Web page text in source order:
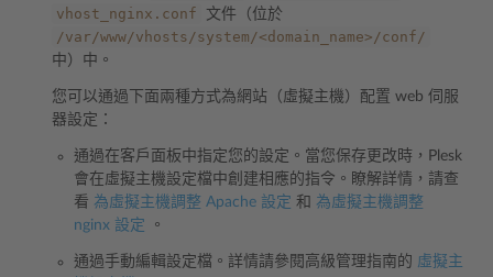
vhost_nginx.conf 文件（位於
/var/www/vhosts/system/<domain_name>/conf/
中）中。
您可以通過下面兩種方式為網站（虛擬主機）配置 web 伺服
器設定：
通過在客戶面板中指定您的設定。當您保存更改時，Plesk
會在虛擬主機設定檔中創建相應的指令。瞭解詳情，請查
看 為虛擬主機調整 Apache 設定 和 為虛擬主機調整
nginx 設定 。
通過手動編輯設定檔。詳情請參閱高級管理指南的 虛擬主